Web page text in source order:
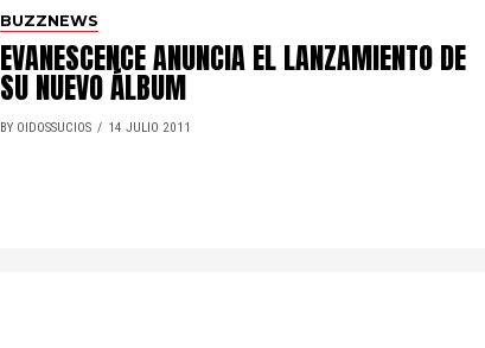
BUZZNEWS
EVANESCENCE ANUNCIA EL LANZAMIENTO DE
SU NUEVO ÁLBUM
BY OIDOSSUCIOS 14 JULIO 2011